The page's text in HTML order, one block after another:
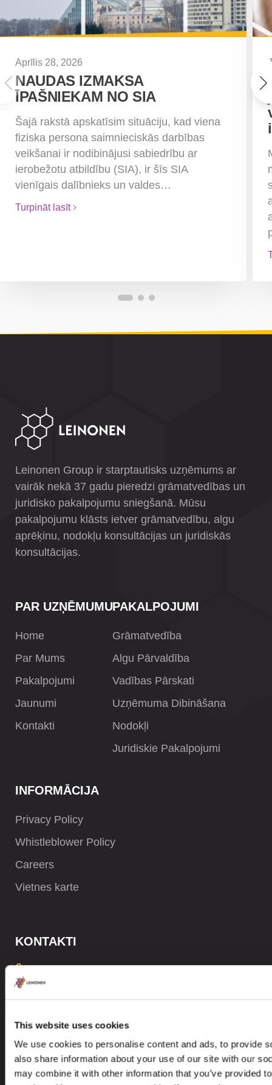
This website uses cookies
We use cookies to personalise content and ads, to provide
also share information about your use of our site with our
may combine it with other information that you’ve provided
Aprīlis 28, 2026
NAUDAS IZMAKSA
ĪPAŠNIEKAM NO SIA
Šajā rakstā apskatīsim situāciju, kad viena
fiziska persona saimnieciskās darbības
veikšanai ir nodibinājusi sabiedrību ar
ierobežotu atbildību (SIA), ir šīs SIA
vienīgais dalībnieks un valdes…
Turpināt lasīt
Leinonen Group ir starptautisks uzņēmums ar
vairāk nekā 37 gadu pieredzi grāmatvedības un
juridisko pakalpojumu sniegšanā. Mūsu
pakalpojumu klāsts ietver grāmatvedību, algu
aprēķinu, nodokļu konsultācijas un juridiskās
konsultācijas.
PAR UZŅĒMUMU
Home
Par Mums
Pakalpojumi
Jaunumi
Kontakti
PAKALPOJUMI
Grāmatvedība
Algu Pārvaldība
Vadības Pārskati
Uzņēmuma Dibināšana
Nodokļi
Juridiskie Pakalpojumi
INFORMĀCIJA
Privacy Policy
Whistleblower Policy
Careers
Vietnes karte
KONTAKTI
dataprotection@leinonen.eu
Leinonen SIA
Zala iela 1